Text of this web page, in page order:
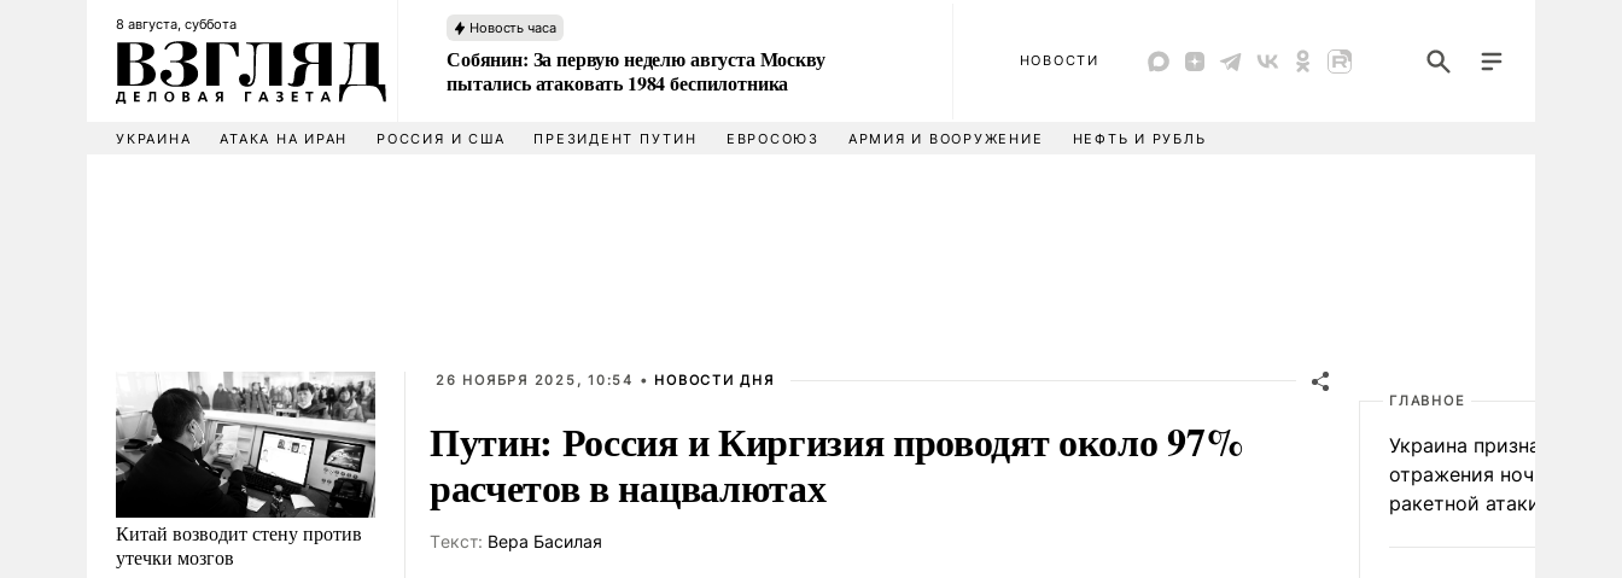
8 августа, суббота Новость часа
Собянин: За первую неделю августа Москву
пытались атаковать 1984 беспилотника
НОВОСТИ
УКРАИНА АТАКА НА ИРАН РОССИЯ И США ПРЕЗИДЕНТ ПУТИН ЕВРОСОЮЗ АРМИЯ И ВООРУЖЕНИЕ НЕФТЬ И РУБЛЬ
Китай возводит стену против
утечки мозгов
26 НОЯБРЯ 2025, 10:54 • НОВОСТИ ДНЯ
Путин: Россия и Киргизия проводят около 97%
расчетов в нацвалютах
Tекст: Вера Басилая
ГЛАВНОЕ
Украина признала
отражения ночной
ракетной атаки